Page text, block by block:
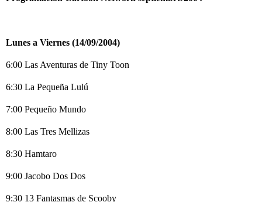
Lunes a Viernes (14/09/2004)
6:00 Las Aventuras de Tiny Toon
6:30 La Pequeña Lulú
7:00 Pequeño Mundo
8:00 Las Tres Mellizas
8:30 Hamtaro
9:00 Jacobo Dos Dos
9:30 13 Fantasmas de Scooby